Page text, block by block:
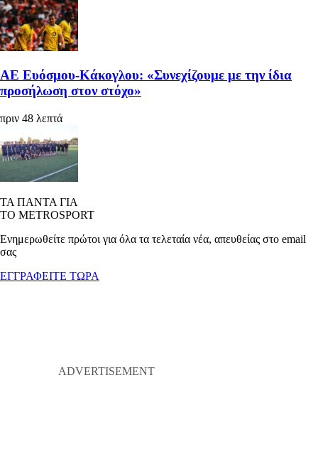
ΑΕ Ευόσμου-Κάκογλου: «Συνεχίζουμε με την ίδια
προσήλωση στον στόχο»
πριν 48 λεπτά
ΤΑ ΠΑΝΤΑ ΓΙΑ
ΤΟ METROSPORT
Ενημερωθείτε πρώτοι για όλα τα τελεταία νέα, απευθείας στο email
σας
ΕΓΓΡΑΦΕΙΤΕ ΤΩΡΑ